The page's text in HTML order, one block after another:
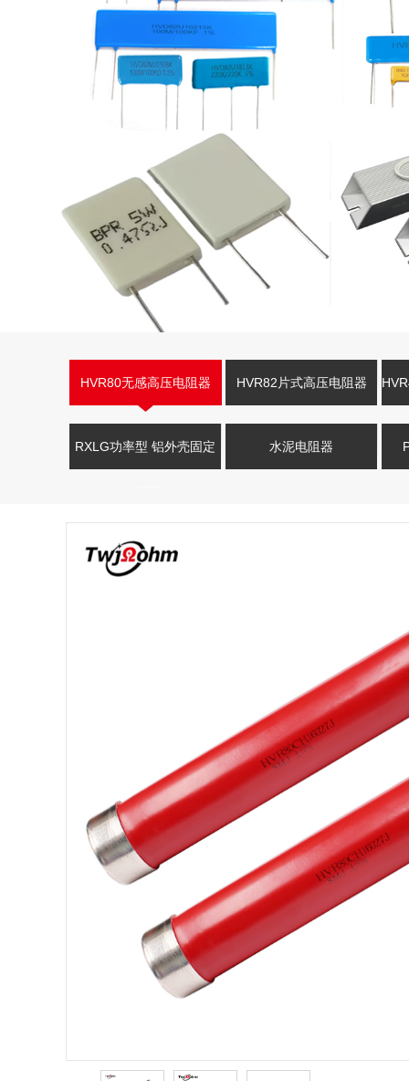
HVR80无感高压电阻器 HVR82片式高压电阻器
RXLG功率型 铝外壳固定 水泥电阻器